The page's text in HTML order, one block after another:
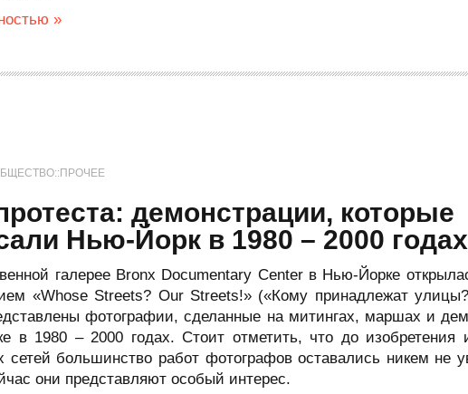
»
демонстрации, которые
Нью-Йорк в 1980 – 2000 годах
галерее Bronx Documentary Center в Нью-Йорке
«Whose Streets? Our Streets!» («Кому принадлежат
фотографии, сделанные на митингах, маршах и
в 1980 – 2000 годах. Стоит отметить, что до изобретения
сетей большинство работ фотографов оставались никем не
они представляют особый интерес.